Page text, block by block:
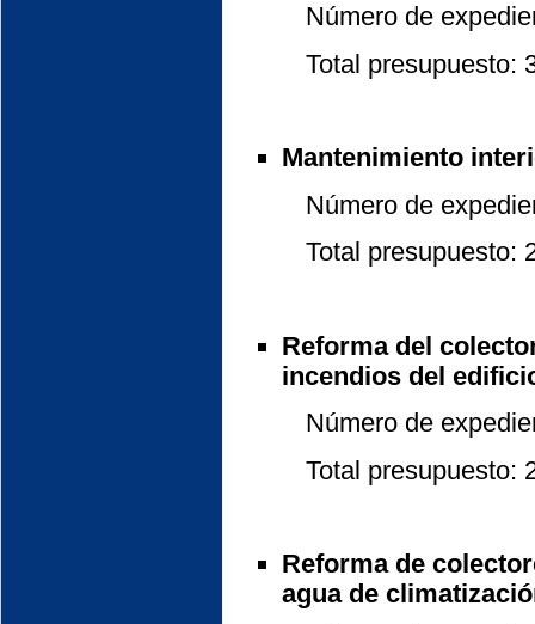
Número de
Total presupuesto:
Mantenimiento
Número de
Total presupuesto:
Reforma del
incendios del
Número de
Total presupuesto:
Reforma de
agua de